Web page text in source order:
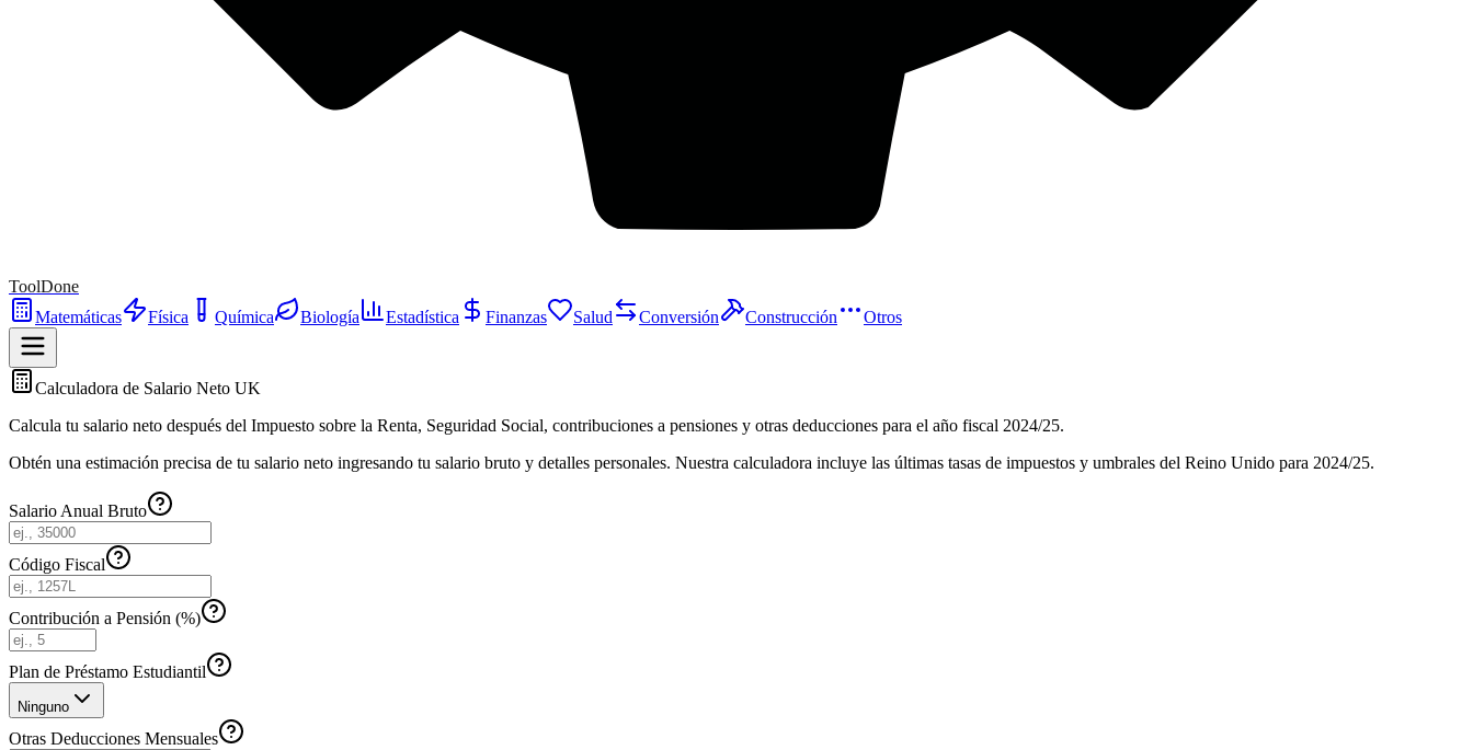
ToolDone
Matemáticas
Física Química Biología Estadística Finanzas Salud Conversión Construcción Otros
Calculadora de Salario Neto UK
Calcula tu salario neto después del Impuesto sobre la Renta, Seguridad Social, contribuciones a pensiones y otras deducciones para el año fiscal 2024/25.
Obtén una estimación precisa de tu salario neto ingresando tu salario bruto y detalles personales. Nuestra calculadora incluye las últimas tasas de impuestos y umbrales del Reino Unido para 2024/25.
Salario Anual Bruto
Código Fiscal
Contribución a Pensión (%)
Plan de Préstamo Estudiantil
Ninguno
Otras Deducciones Mensuales